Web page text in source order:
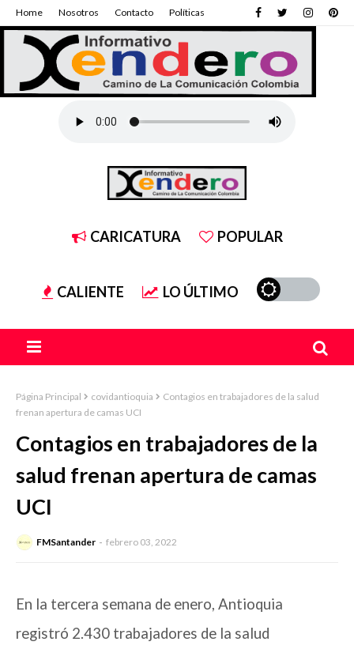
Home Nosotros Contacto Políticas
CARICATURA POPULAR
CALIENTE LO ÚLTIMO
Página Principal covidantioquia
Contagios en trabajadores de la salud
frenan apertura de camas UCI
Contagios en trabajadores de la
salud frenan apertura de camas
UCI
FMSantander febrero 03, 2022
En la tercera semana de enero, Antioquia
registró 2.430 trabajadores de la salud